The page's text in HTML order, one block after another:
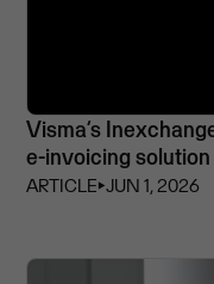
Visma’s
e-invoicing solution
ARTICLE⏵JUN 1, 2026